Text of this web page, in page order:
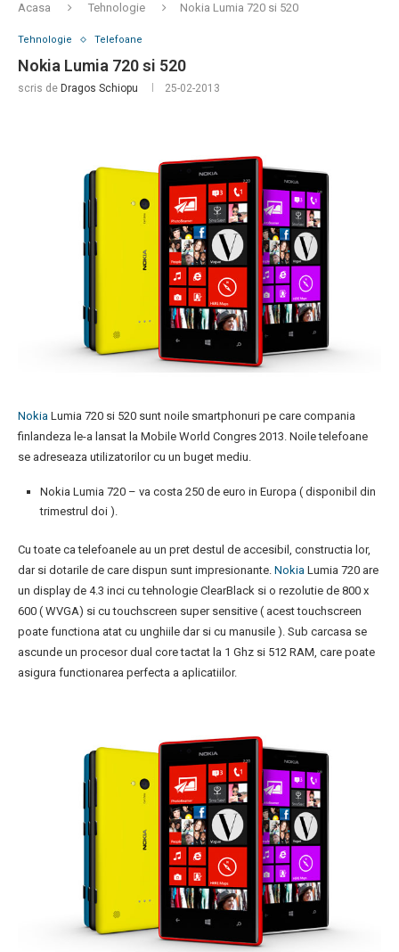
Acasa Tehnologie Nokia Lumia 720 si 520
Tehnologie Telefoane
Nokia Lumia 720 si 520
scris de Dragos Schiopu 25-02-2013
Nokia Lumia 720 si 520 sunt noile smartphonuri pe care compania
finlandeza le-a lansat la Mobile World Congres 2013. Noile telefoane
se adreseaza utilizatorilor cu un buget mediu.
Nokia Lumia 720 – va costa 250 de euro in Europa ( disponibil din
trimestrul doi ).
Cu toate ca telefoanele au un pret destul de accesibil, constructia lor,
dar si dotarile de care dispun sunt impresionante. Nokia Lumia 720 are
un display de 4.3 inci cu tehnologie ClearBlack si o rezolutie de 800 x
600 ( WVGA) si cu touchscreen super sensitive ( acest touchscreen
poate functiona atat cu unghiile dar si cu manusile ). Sub carcasa se
ascunde un procesor dual core tactat la 1 Ghz si 512 RAM, care poate
asigura functionarea perfecta a aplicatiilor.